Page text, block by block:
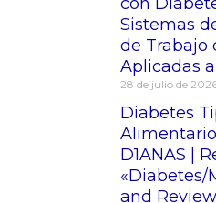
Sistemas
de Trabajo
Aplicadas
28 de julio de
Diabetes
D1ANAS |
«Diabetes/
and